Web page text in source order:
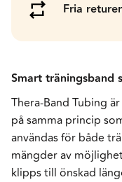
Fria returer
Smart träningsband
Thera-Band Tubing
på samma princip
användas för både
mängder av
klipps till önskad